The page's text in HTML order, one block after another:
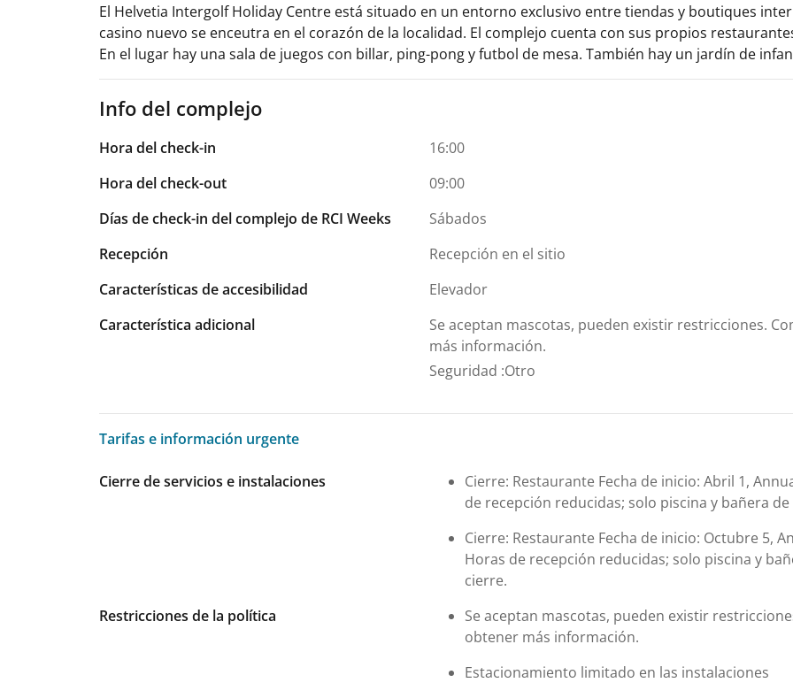
El Helvetia Intergolf Holiday Centre está situado en un entorno exclusivo entre tiendas y boutiques
casino nuevo se enceutra en el corazón de la localidad. El complejo cuenta con sus propios
En el lugar hay una sala de juegos con billar, ping-pong y futbol de mesa. También hay un jardín de
Info del complejo
Hora del check-in
16:00
Hora del check-out
09:00
Días de check-in del complejo de RCI Weeks
Sábados
Recepción
Recepción en el sitio
Características de accesibilidad
Elevador
Característica adicional
Se aceptan mascotas, pueden existir restricciones.
más información.
Seguridad :Otro
Tarifas e información urgente
Tarifas e información urgente
Cierre de servicios e instalaciones
Cierre: Restaurante Fecha de inicio: Abril 1,
de recepción reducidas; solo piscina y bañera
Cierre: Restaurante Fecha de inicio: Octubre 5,
Horas de recepción reducidas; solo piscina y
cierre.
Restricciones de la política
Se aceptan mascotas, pueden existir
obtener más información.
Estacionamiento limitado en las instalaciones